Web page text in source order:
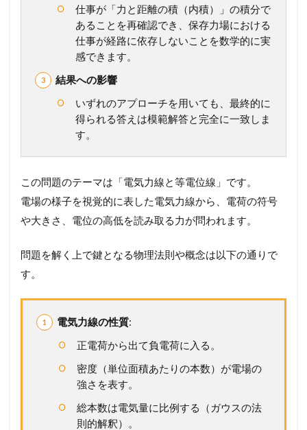
計
算
プ
ロ
セ
ま
で
徹
底
ガ
1.2
【
ま
め
問
を
未
の
得
力
へ
仕事が「力と距離の積（内積）」の積分で
あることを再確認でき、保存力場における
仕事が経路に依存しないことを数学的に実
感できます。
結果への影響
いずれのアプローチを用いても、最終的に
得られる答えは模範解答と完全に一致しま
す。
この問題のテーマは「電気力線と等電位線」です。
電場の様子を視覚的に表した電気力線から、電荷の符号
や大きさ、電位の高低を読み取る力が問われます。
問題を解く上で鍵となる物理法則や概念は以下の通りで
す。
電気力線の性質:
正電荷から出て負電荷に入る。
密度（単位面積あたりの本数）が電場の
強さを表す。
総本数は電気量に比例する（ガウスの法
則的解釈）。